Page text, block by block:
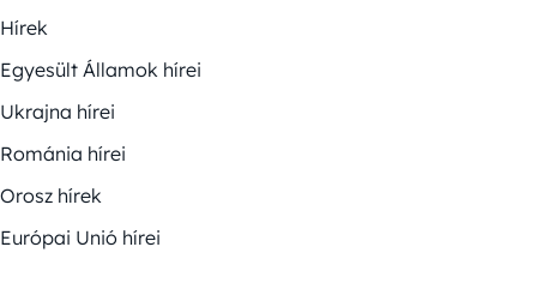
Hírek
Egyesült Államok hírei
Ukrajna hírei
Románia hírei
Orosz hírek
Európai Unió hírei